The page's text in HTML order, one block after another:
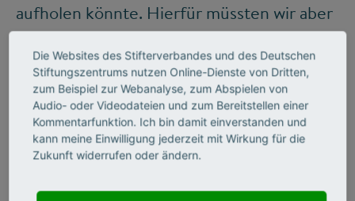
aufholen könnte. Hierfür müssten wir aber
die bürokratischen Hürden
runterschrauben, mehr finanzielle Anreize
für angehende Lehrkräfte im Bereich
Informatik schaffen und die
Hochschullehre im Bereich
Die Websites des Stifterverbandes und des Deutschen
Stiftungszentrums nutzen Online-Dienste von Dritten,
zum Beispiel zur Webanalyse, zum Abspielen von
Audio- oder Videodateien und zum Bereitstellen einer
Kommentarfunktion. Ich bin damit einverstanden und
kann meine Einwilligung jederzeit mit Wirkung für die
Zukunft widerrufen oder ändern.